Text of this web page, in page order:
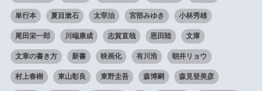
単行本 夏目漱石 太宰治 宮部みゆき 小林秀雄
尾田栄一郎 川端康成 志賀直哉 恩田陸 文庫
文章の書き方 新書 映画化 有川浩 朝井リョウ
村上春樹 東山彰良 東野圭吾 森博嗣 森見登美彦